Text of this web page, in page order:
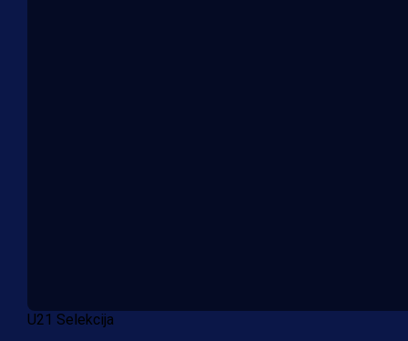
U21 Selekcija